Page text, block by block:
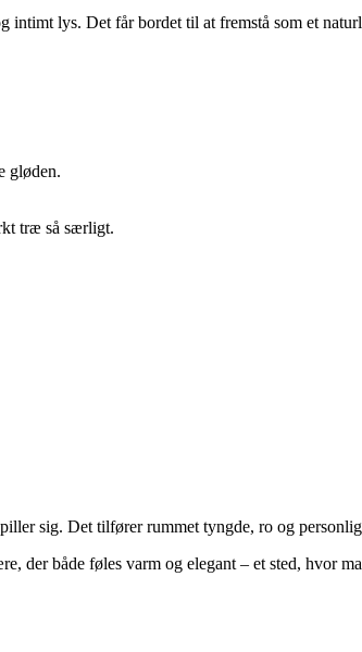
intimt lys. Det får bordet til at fremstå som et
gløden.
træ så særligt.
sig. Det tilfører rummet tyngde, ro og
der både føles varm og elegant – et sted, hvor